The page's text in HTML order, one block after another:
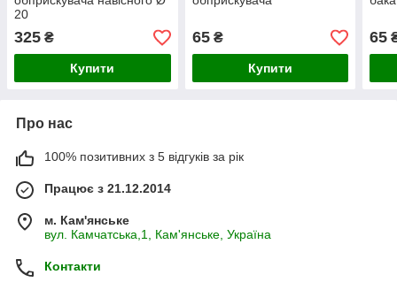
20
325 ₴
Купити
65₴
Купити
65
Про нас
100% позитивних з 5 відгуків за рік
Працює з 21.12.2014
м. Кам'янське
вул. Камчатська,1, Кам'янське, Україна
Контакти